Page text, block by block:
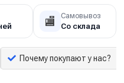
🏬 Самовывоз
Со склада
Почему покупают у нас?